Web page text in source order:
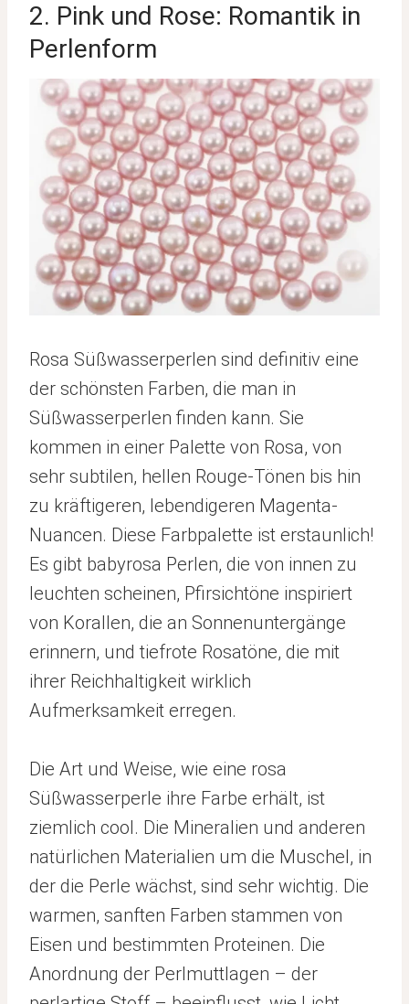
2. Pink und Rose: Romantik in
Perlenform
Rosa Süßwasserperlen sind definitiv eine
der schönsten Farben, die man in
Süßwasserperlen finden kann. Sie
kommen in einer Palette von Rosa, von
sehr subtilen, hellen Rouge-Tönen bis hin
zu kräftigeren, lebendigeren Magenta-
Nuancen. Diese Farbpalette ist erstaunlich!
Es gibt babyrosa Perlen, die von innen zu
leuchten scheinen, Pfirsichtöne inspiriert
von Korallen, die an Sonnenuntergänge
erinnern, und tiefrote Rosatöne, die mit
ihrer Reichhaltigkeit wirklich
Aufmerksamkeit erregen.
Die Art und Weise, wie eine rosa
Süßwasserperle ihre Farbe erhält, ist
ziemlich cool. Die Mineralien und anderen
natürlichen Materialien um die Muschel, in
der die Perle wächst, sind sehr wichtig. Die
warmen, sanften Farben stammen von
Eisen und bestimmten Proteinen. Die
Anordnung der Perlmuttlagen – der